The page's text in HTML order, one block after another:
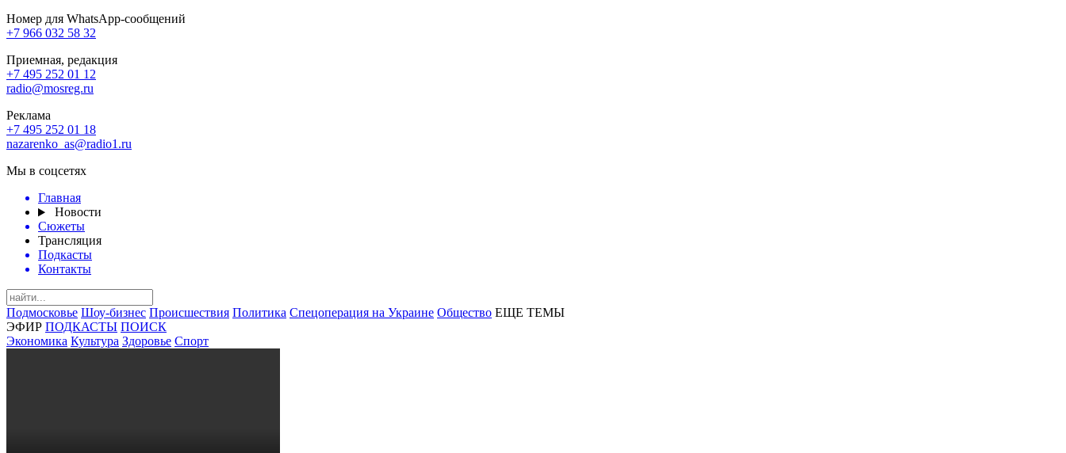
Номер для WhatsApp-сообщений
+7 966 032 58 32
Приемная, редакция
+7 495 252 01 12
radio@mosreg.ru
Реклама
+7 495 252 01 18
nazarenko_as@radio1.ru
Мы в соцсетях
Главная
Новости
Сюжеты
Трансляция
Подкасты
Контакты
Подмосковье Шоу-бизнес Происшествия Политика Спецоперация на Украине Общество ЕЩЕ ТЕМЫ
ЭФИР ПОДКАСТЫ ПОИСК
Экономика Культура Здоровье Спорт